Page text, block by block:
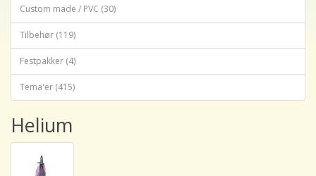
Custom made / PVC (30)
Tilbehør (119)
Festpakker (4)
Tema'er (415)
Helium